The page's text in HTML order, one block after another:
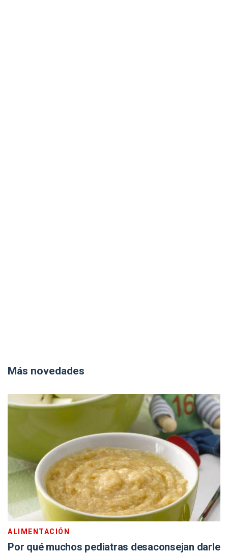
Más novedades
ALIMENTACIÓN
Por qué muchos pediatras desaconsejan darle